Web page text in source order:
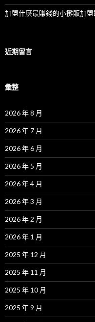
加盟什麼最賺錢的小攤販加
近期留言
彙整
2026 年 8 月
2026 年 7 月
2026 年 6 月
2026 年 5 月
2026 年 4 月
2026 年 3 月
2026 年 2 月
2026 年 1 月
2025 年 12 月
2025 年 11 月
2025 年 10 月
2025 年 9 月